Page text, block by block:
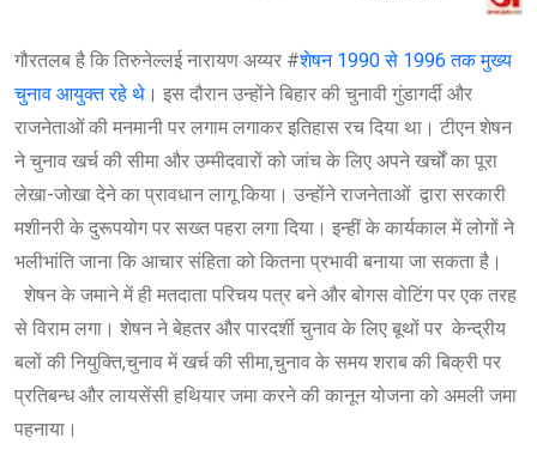
गौरतलब है कि तिरुनेल्लई नारायण अय्यर #शेषन 1990 से 1996 तक मुख्य
चुनाव आयुक्त रहे थे। इस दौरान उन्होंने बिहार की चुनावी गुंडागर्दी और
राजनेताओं की मनमानी पर लगाम लगाकर इतिहास रच दिया था। टीएन शेषन
ने चुनाव खर्च की सीमा और उम्मीदवारों को जांच के लिए अपने खर्चों का पूरा
लेखा-जोखा देने का प्रावधान लागू किया। उन्होंने राजनेताओं द्वारा सरकारी
मशीनरी के दुरूपयोग पर सख्त पहरा लगा दिया। इन्हीं के कार्यकाल में लोगों ने
भलीभांति जाना कि आचार संहिता को कितना प्रभावी बनाया जा सकता है।
शेषन के जमाने में ही मतदाता परिचय पत्र बने और बोगस वोटिंग पर एक तरह
से विराम लगा। शेषन ने बेहतर और पारदर्शी चुनाव के लिए बूथों पर केन्द्रीय
बलों की नियुक्ति,चुनाव में खर्च की सीमा,चुनाव के समय शराब की बिक्री पर
प्रतिबन्ध और लायसेंसी हथियार जमा करने की कानून योजना को अमली जमा
पहनाया।